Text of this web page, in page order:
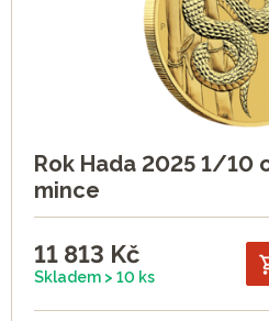
Rok Hada 2025 1/10
mince
11 813 Kč
Skladem > 10 ks